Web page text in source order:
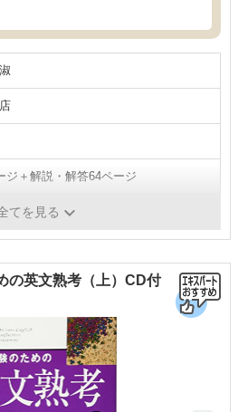
ジ＋解説・解答64ページ
10月16日
てを見る
の英文熟考（上）CD付